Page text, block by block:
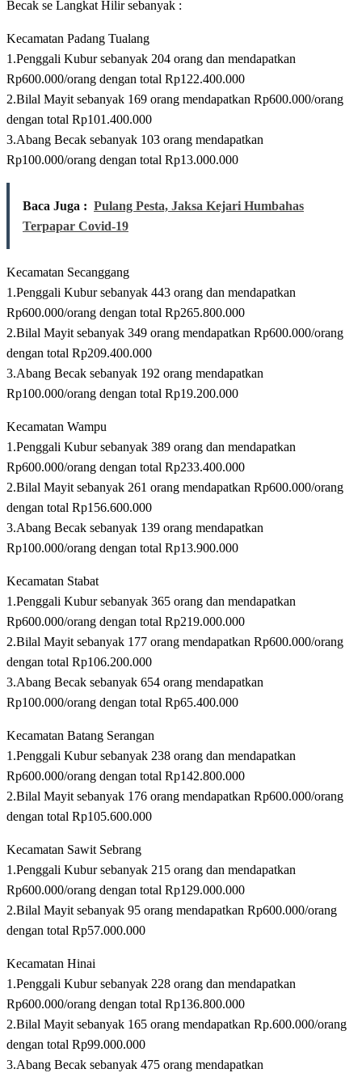
Becak se Langkat Hilir sebanyak :
Kecamatan Padang Tualang
1.Penggali Kubur sebanyak 204 orang dan mendapatkan
Rp600.000/orang dengan total Rp122.400.000
2.Bilal Mayit sebanyak 169 orang mendapatkan Rp600.000/orang
dengan total Rp101.400.000
3.Abang Becak sebanyak 103 orang mendapatkan
Rp100.000/orang dengan total Rp13.000.000
Baca Juga : Pulang Pesta, Jaksa Kejari Humbahas
Terpapar Covid-19
Kecamatan Secanggang
1.Penggali Kubur sebanyak 443 orang dan mendapatkan
Rp600.000/orang dengan total Rp265.800.000
2.Bilal Mayit sebanyak 349 orang mendapatkan Rp600.000/orang
dengan total Rp209.400.000
3.Abang Becak sebanyak 192 orang mendapatkan
Rp100.000/orang dengan total Rp19.200.000
Kecamatan Wampu
1.Penggali Kubur sebanyak 389 orang dan mendapatkan
Rp600.000/orang dengan total Rp233.400.000
2.Bilal Mayit sebanyak 261 orang mendapatkan Rp600.000/orang
dengan total Rp156.600.000
3.Abang Becak sebanyak 139 orang mendapatkan
Rp100.000/orang dengan total Rp13.900.000
Kecamatan Stabat
1.Penggali Kubur sebanyak 365 orang dan mendapatkan
Rp600.000/orang dengan total Rp219.000.000
2.Bilal Mayit sebanyak 177 orang mendapatkan Rp600.000/orang
dengan total Rp106.200.000
3.Abang Becak sebanyak 654 orang mendapatkan
Rp100.000/orang dengan total Rp65.400.000
Kecamatan Batang Serangan
1.Penggali Kubur sebanyak 238 orang dan mendapatkan
Rp600.000/orang dengan total Rp142.800.000
2.Bilal Mayit sebanyak 176 orang mendapatkan Rp600.000/orang
dengan total Rp105.600.000
Kecamatan Sawit Sebrang
1.Penggali Kubur sebanyak 215 orang dan mendapatkan
Rp600.000/orang dengan total Rp129.000.000
2.Bilal Mayit sebanyak 95 orang mendapatkan Rp600.000/orang
dengan total Rp57.000.000
Kecamatan Hinai
1.Penggali Kubur sebanyak 228 orang dan mendapatkan
Rp600.000/orang dengan total Rp136.800.000
2.Bilal Mayit sebanyak 165 orang mendapatkan Rp.600.000/orang
dengan total Rp99.000.000
3.Abang Becak sebanyak 475 orang mendapatkan